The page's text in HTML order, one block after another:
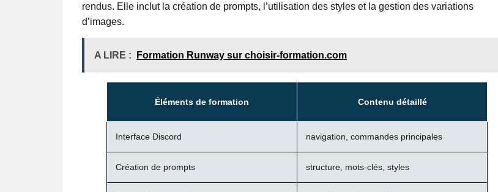
rendus. Elle inclut la création de prompts, l’utilisation des styles et la gestion des variations
d’images.
A LIRE : Formation Runway sur choisir-formation.com
Éléments de formation Contenu détaillé
Interface Discord navigation, commandes principales
Création de prompts structure, mots-clés, styles